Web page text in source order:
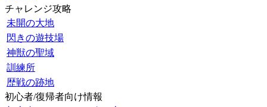
チャレンジ攻略
未開の大地
閃きの遊技場
神獣の聖域
訓練所
歴戦の跡地
初心者/復帰者向け情報